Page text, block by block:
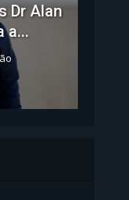
Dr Alan
a...